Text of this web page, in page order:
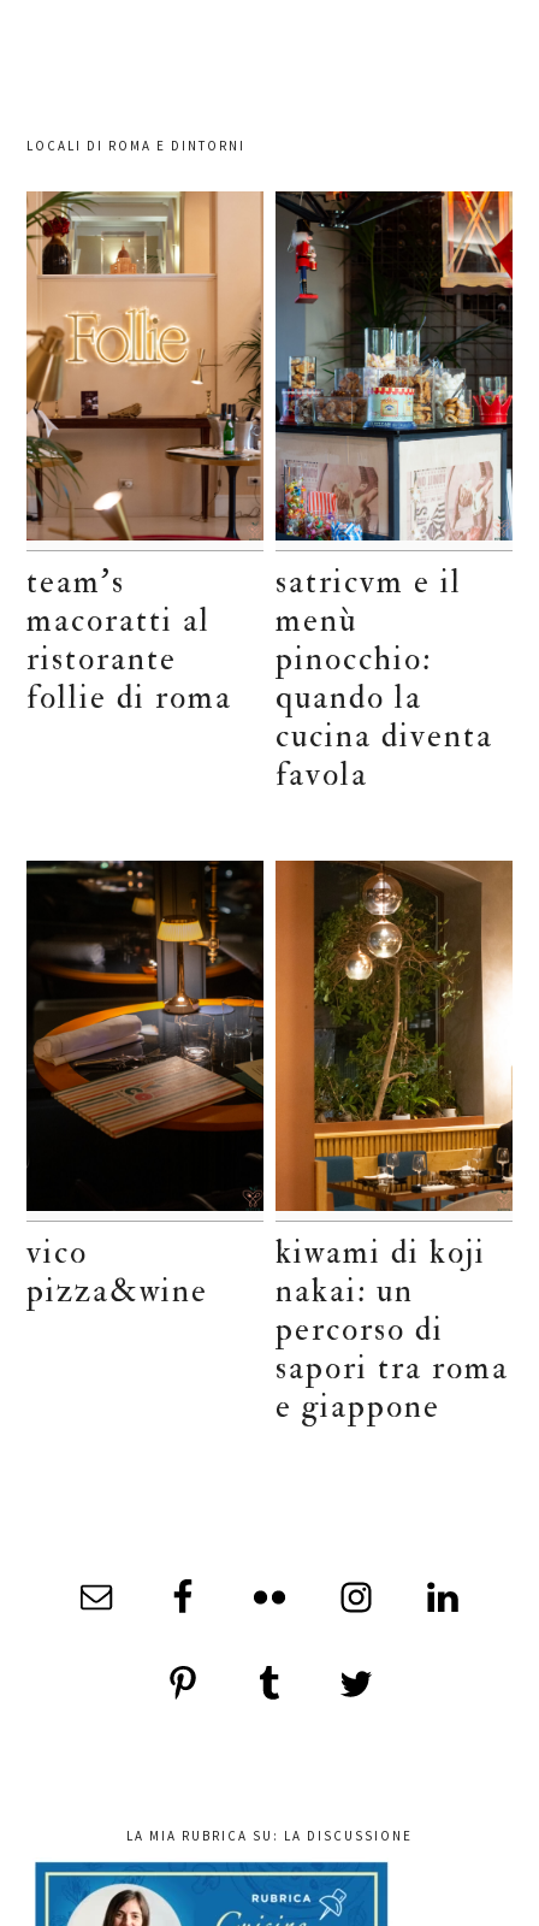
LOCALI DI ROMA E DINTORNI
team’s
macoratti al
ristorante
follie di roma
satricvm e il
menù
pinocchio:
quando la
cucina diventa
favola
vico
pizza&wine
kiwami di koji
nakai: un
percorso di
sapori tra roma
e giappone
LA MIA RUBRICA SU: LA DISCUSSIONE